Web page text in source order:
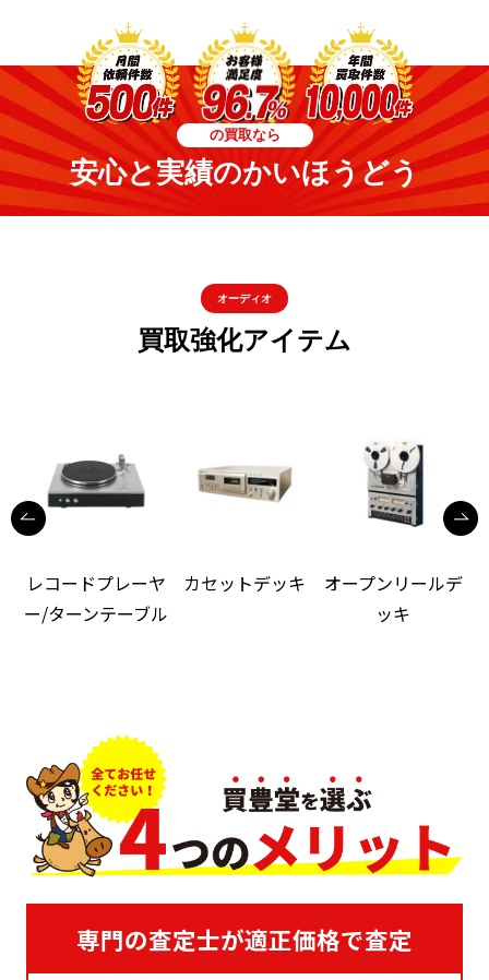
の買取なら
安心と実績のかいほうどう
オーディオ
買取強化アイテム
レコードプレーヤ
ー/ターンテーブル
カセットデッキ
オープンリールデ
ッキ
専門の査定士が適正価格で査定